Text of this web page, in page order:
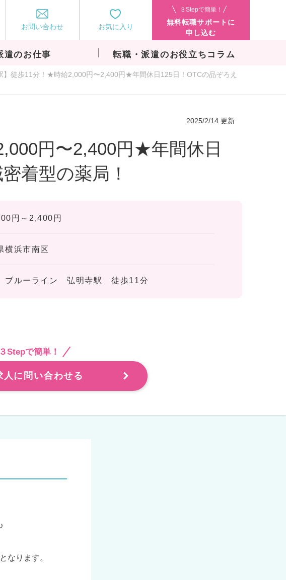
お問い合わせ お気に入り
３Stepで簡単！
無料転職サポートに
申し込む
遣のお仕事 転職・派遣のお役立ちコラム
】徒歩11分！★時給2,000円〜2,400円★年間休日125日！OTCの品ぞろえ
2025/2/14 更新
円〜2,400円★年間休日
着型の薬局！
円～2,400円
横浜市南区
ブルーライン 弘明寺駅 徒歩11分
３Stepで簡単！
人に問い合わせる
なります。